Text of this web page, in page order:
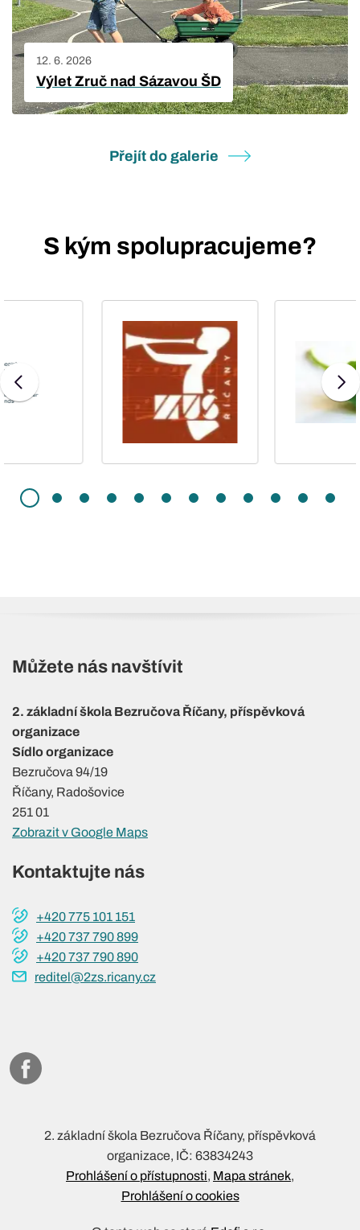
12. 6. 2026
Výlet Zruč nad Sázavou ŠD
Přejít do galerie
S kým spolupracujeme?
Můžete nás navštívit
2. základní škola Bezručova Říčany, příspěvková
organizace
Sídlo organizace
Bezručova 94/19
Říčany, Radošovice
251 01
Zobrazit v Google Maps
Kontaktujte nás
+420 775 101 151
+420 737 790 899
+420 737 790 890
reditel@2zs.ricany.cz
2. základní škola Bezručova Říčany, příspěvková
organizace, IČ: 63834243
Prohlášení o přístupnosti Mapa stránek
Prohlášení o cookies